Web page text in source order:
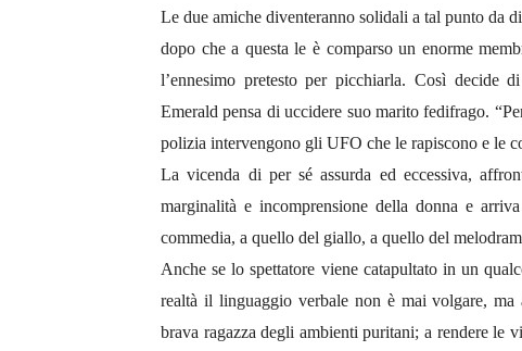
Le due amiche diventeranno solidali a tal punto da
dopo che a questa le è comparso un enorme
l’ennesimo pretesto per picchiarla. Così decide
Emerald pensa di uccidere suo marito fedifrago.
polizia intervengono gli UFO che le rapiscono e le
La vicenda di per sé assurda ed eccessiva,
marginalità e incomprensione della donna e
commedia, a quello del giallo, a quello del
Anche se lo spettatore viene catapultato in un
realtà il linguaggio verbale non è mai volgare,
brava ragazza degli ambienti puritani; a rendere le